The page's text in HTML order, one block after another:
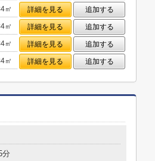
㎡ 詳細を見る
追加する
㎡ 詳細を見る
追加する
㎡ 詳細を見る
追加する
㎡ 詳細を見る 追加する
分